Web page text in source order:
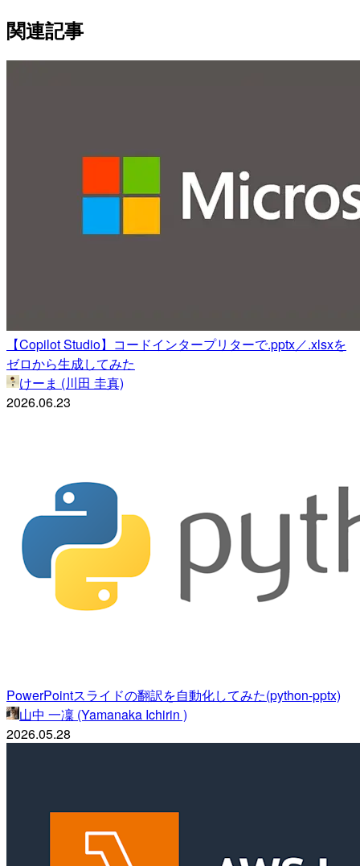
関連記事
【Copilot Studio】コードインタープリターで.pptx／.xlsxを
ゼロから生成してみた
けーま (川田 圭真)
2026.06.23
PowerPointスライドの翻訳を自動化してみた(python-pptx)
山中 一凜 (Yamanaka Ichirin )
2026.05.28